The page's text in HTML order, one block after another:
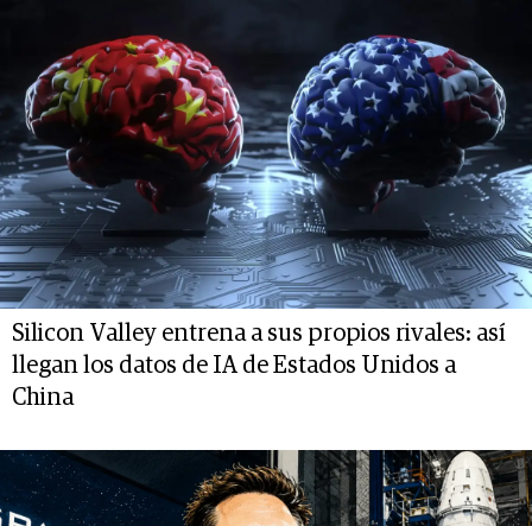
Silicon Valley entrena a sus propios rivales: así
llegan los datos de IA de Estados Unidos a
China